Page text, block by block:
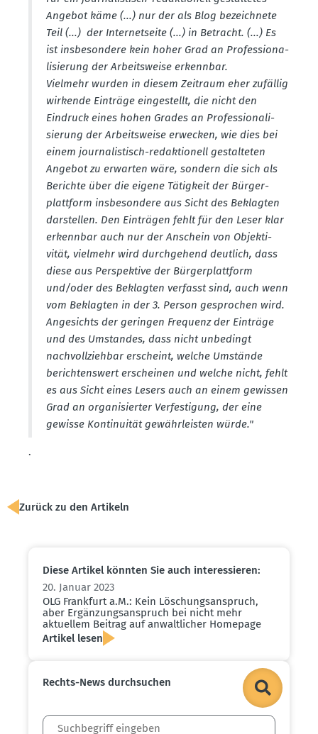
Angebot käme (...) nur der als Blog bezeichnete
Teil (...) der Inter­net­seite (...) in Betracht. (...) Es
ist insbe­sondere kein hoher Grad an Profes­sio­na­
li­sierung der Arbeits­weise erkennbar.
Vielmehr wurden in diesem Zeitraum eher zufällig
wirkende Einträge einge­stellt, die nicht den
Eindruck eines hohen Grades an Profes­sio­na­li­
sierung der Arbeits­weise erwecken, wie dies bei
einem journa­lis­tisch-redak­tionell gestal­teten
Angebot zu erwarten wäre, sondern die sich als
Berichte über die eigene Tätigkeit der Bürger­
plattform insbe­sondere aus Sicht des Beklagten
darstellen. Den Einträgen fehlt für den Leser klar
erkennbar auch nur der Anschein von Objek­ti­
vität, vielmehr wird durch­gehend deutlich, dass
diese aus Perspektive der Bürger­plattform
und/oder des Beklagten verfasst sind, auch wenn
vom Beklagten in der 3. Person gesprochen wird.
Angesichts der geringen Frequenz der Einträge
und des Umstandes, dass nicht unbedingt
nachvoll­ziehbar erscheint, welche Umstände
berich­tenswert erscheinen und welche nicht, fehlt
es aus Sicht eines Lesers auch an einem gewissen
Grad an organi­sierter Verfes­tigung, der eine
gewisse Konti­nuität gewähr­leisten würde."
.
Zurück zu den Artikeln
Diese Artikel könnten Sie auch inter­es­sieren:
20. Januar 2023
OLG Frankfurt a.M.: Kein Löschungs­an­spruch,
aber Ergän­zungs­an­spruch bei nicht mehr
aktuellem Beitrag auf anwalt­licher Homepage
Artikel lesen
Rechts-News durch­suchen